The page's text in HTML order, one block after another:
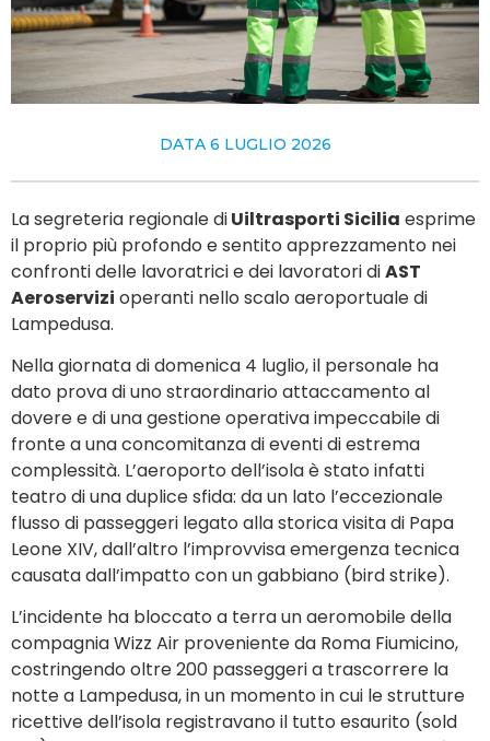
DATA 6 LUGLIO 2026
La segreteria regionale diUiltrasporti Sicilia esprime
il proprio più profondo e sentito apprezzamento nei
confronti delle lavoratrici e dei lavoratori diAST
Aeroservizi operanti nello scalo aeroportuale di
Lampedusa.
Nella giornata di domenica 4 luglio, il personale ha
dato prova di uno straordinario attaccamento al
dovere e di una gestione operativa impeccabile di
fronte a una concomitanza di eventi di estrema
complessità. L’aeroporto dell’isola è stato infatti
teatro di una duplice sfida: da un lato l’eccezionale
flusso di passeggeri legato alla storica visita di Papa
Leone XIV, dall’altro l’improvvisa emergenza tecnica
causata dall’impatto con un gabbiano (bird strike).
L’incidente ha bloccato a terra un aeromobile della
compagnia Wizz Air proveniente da Roma Fiumicino,
costringendo oltre 200 passeggeri a trascorrere la
notte a Lampedusa, in un momento in cui le strutture
ricettive dell’isola registravano il tutto esaurito (sold